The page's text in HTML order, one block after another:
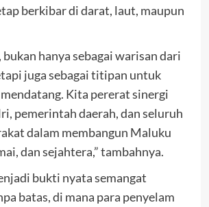
berkibar di darat, laut, maupun
hanya sebagai warisan dari
juga sebagai titipan untuk
Kita pererat sinergi
pemerintah daerah, dan seluruh
dalam membangun Maluku
dan sejahtera,” tambahnya.
bukti nyata semangat
batas, di mana para penyelam